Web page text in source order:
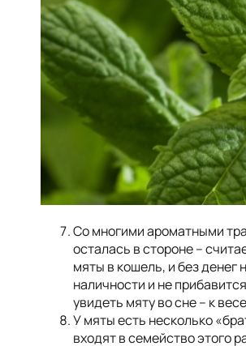
Со многими ароматными
осталась в стороне –
мяты в кошель, и без денег
наличности и не
увидеть мяту во сне – к
У мяты есть несколько
входят в семейство этого